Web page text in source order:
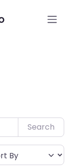
Search